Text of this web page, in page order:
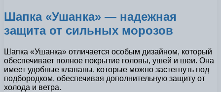
Шапка «Ушанка» — надежная
защита от сильных морозов
Шапка «Ушанка» отличается особым дизайном, который
обеспечивает полное покрытие головы, ушей и шеи. Она
имеет удобные клапаны, которые можно застегнуть под
подбородком, обеспечивая дополнительную защиту от
холода и ветра.